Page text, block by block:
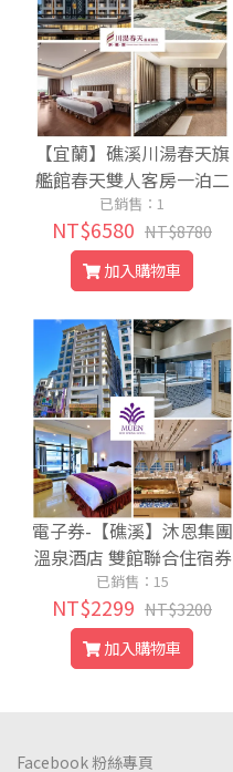
【宜蘭】礁溪川湯春天旗
艦館春天雙人客房一泊二
食(平日可升等風呂客房)
已銷售：1
NT$6580 NT$8780
加入購物車
電子券-【礁溪】沐恩集團
溫泉酒店 雙館聯合住宿券
(平日淡季免費升等 )
已銷售：15
NT$2299 NT$3200
加入購物車
Facebook 粉絲專頁